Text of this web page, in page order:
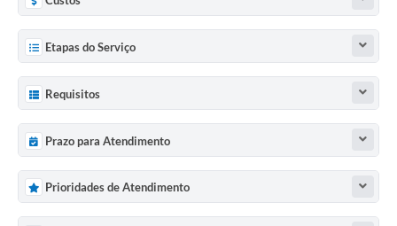
Etapas do Serviço
Requisitos
Prazo para Atendimento
Prioridades de Atendimento